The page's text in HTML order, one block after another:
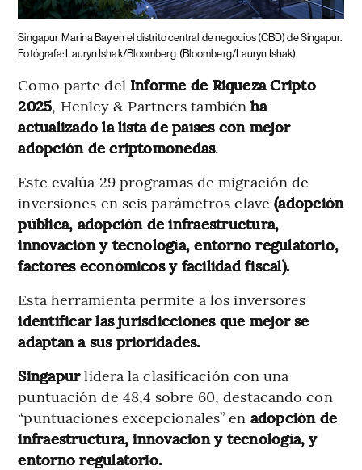
Singapur Marina Bay en el distrito central de negocios (CBD) de Singapur.
Fotógrafa: Lauryn Ishak/Bloomberg (Bloomberg/Lauryn Ishak)
Como parte del Informe de Riqueza Cripto
2025, Henley & Partners tambiénha
actualizado la lista de países con mejor
adopción de criptomonedas.
Este evalúa 29 programas de migración de
inversiones en seis parámetros clave (adopción
pública, adopción de infraestructura,
innovación y tecnología, entorno regulatorio,
factores económicos y facilidad fiscal).
Esta herramienta permite a los inversores
identificar las jurisdicciones que mejor se
adaptan a sus prioridades.
Singapurlidera la clasificación con una
puntuación de 48,4 sobre 60, destacando con
“puntuaciones excepcionales” en adopción de
infraestructura, innovación y tecnología, y
entorno regulatorio.